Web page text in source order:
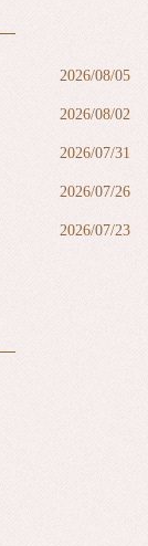
2026/08/05
2026/08/02
2026/07/31
2026/07/26
2026/07/23